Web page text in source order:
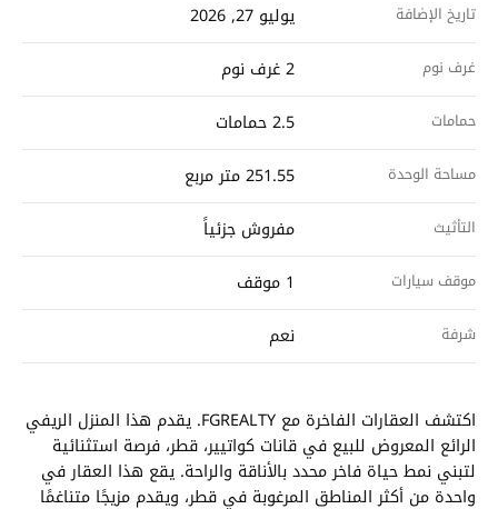
تاريخ الإضافة يوليو 27, 2026
غرف نوم 2 غرف نوم
حمامات 2.5 حمامات
مساحة الوحدة 251.55 متر مربع
التأثيث مفروش جزئياً
موقف سيارات 1 موقف
شرفة نعم
اكتشف العقارات الفاخرة مع FGREALTY. يقدم هذا المنزل الريفي
الرائع المعروض للبيع في قانات كواتيير، قطر، فرصة استثنائية
لتبني نمط حياة فاخر محدد بالأناقة والراحة. يقع هذا العقار في
واحدة من أكثر المناطق المرغوبة في قطر، ويقدم مزيجًا متناغمًا